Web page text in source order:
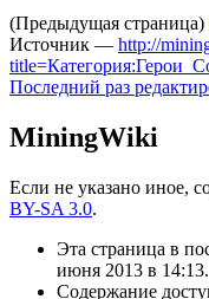
(Предыдущая страница)
Источник — http://
Последний раз
MiningWiki
Если не указано иное,
BY-SA 3.0.
Эта страница в
июня 2013 в 14:13.
Содержание